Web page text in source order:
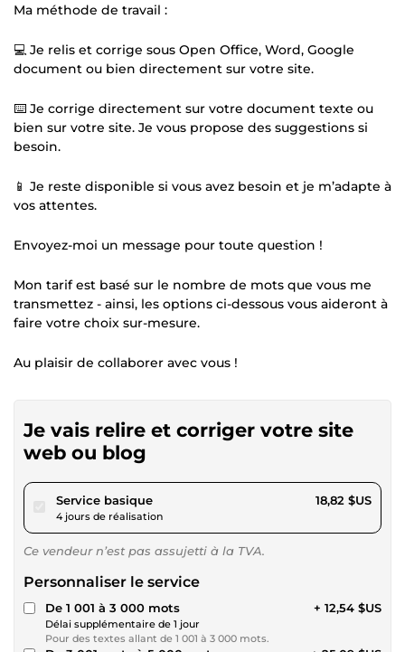
Ma méthode de travail :
💻 Je relis et corrige sous Open Office, Word, Google
document ou bien directement sur votre site.
⌨️ Je corrige directement sur votre document texte ou
bien sur votre site. Je vous propose des suggestions si
besoin.
📱 Je reste disponible si vous avez besoin et je m’adapte à
vos attentes.
Envoyez-moi un message pour toute question !
Mon tarif est basé sur le nombre de mots que vous me
transmettez - ainsi, les options ci-dessous vous aideront à
faire votre choix sur-mesure.
Au plaisir de collaborer avec vous !
Je vais relire et corriger votre site
web ou blog
Service basiquepour 17,34 $US
4 jours de réalisation
18,82 $US
Ce vendeur n’est pas assujetti à la TVA.
Personnaliser le service
De 1 001 à 3 000 mots
Délai supplémentaire de 1 jour
Pour des textes allant de 1 001 à 3 000 mots.
+ 12,54 $US